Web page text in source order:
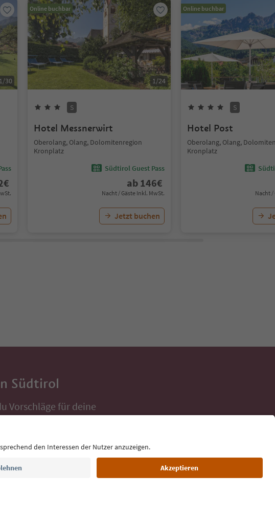
1/30
€
Online buchbar
1/24
S
Hotel Messnerwirt
Oberolang, Olang, Dolomitenregion
Kronplatz
Südtirol Guest Pass
ab 146€
Nacht / Gäste Inkl. MwSt.
Jetzt buchen
Online buchbar
S
Hotel Post
Oberolang, Olang,
Kronplatz
Nacht /
Südtirol
Vorschläge für deine
Rezepte direkt ins